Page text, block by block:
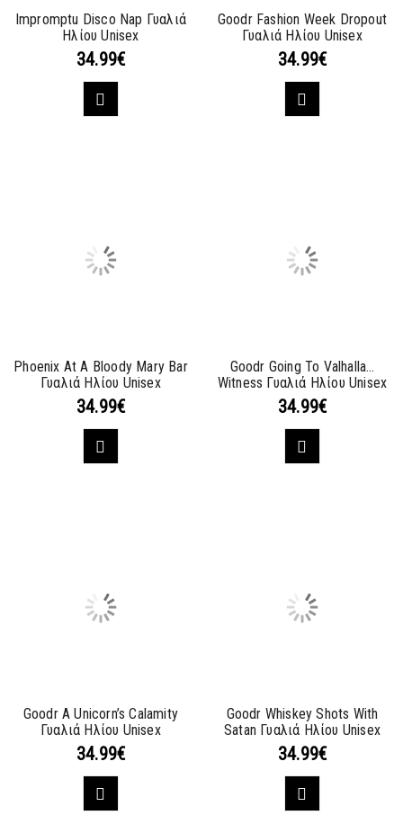
Impromptu Disco Nap Γυαλιά
Ηλίου Unisex
34.99€
Goodr Fashion Week Dropout
Γυαλιά Ηλίου Unisex
34.99€
Phoenix At A Bloody Mary Bar
Γυαλιά Ηλίου Unisex
34.99€
Goodr Going To Valhalla…
Witness Γυαλιά Ηλίου Unisex
34.99€
Goodr A Unicorn’s Calamity
Γυαλιά Ηλίου Unisex
34.99€
Goodr Whiskey Shots With
Satan Γυαλιά Ηλίου Unisex
34.99€